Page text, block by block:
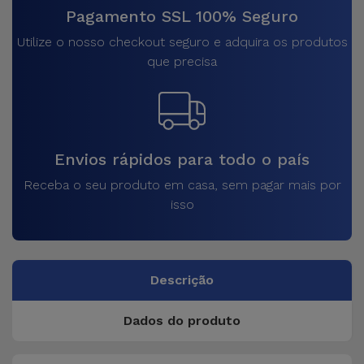
Pagamento SSL 100% Seguro
Utilize o nosso checkout seguro e adquira os produtos
que precisa
Envios rápidos para todo o país
Receba o seu produto em casa, sem pagar mais por
isso
Descrição
Dados do produto